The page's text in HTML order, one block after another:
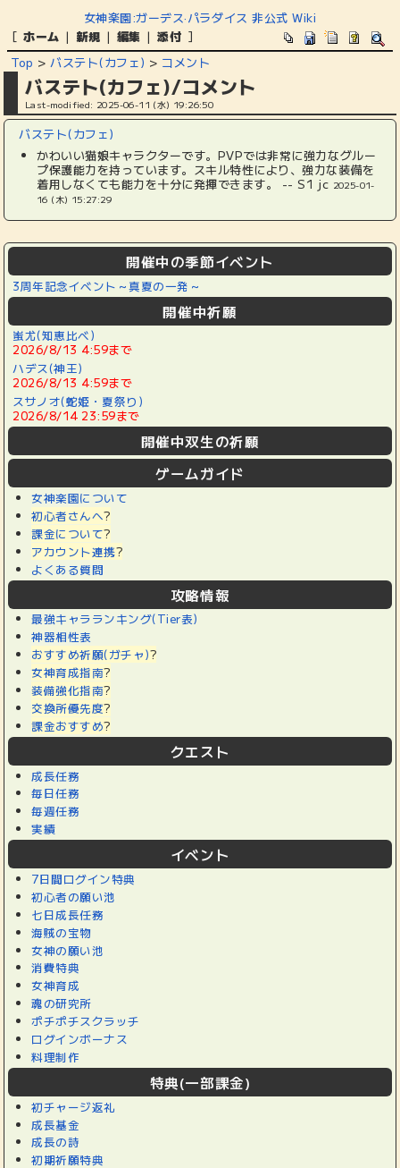
女神楽園:ガーデス·パラダイス 非公式 Wiki
[ ホーム | 新規 | 編集 | 添付 ]
Top >バステト(カフェ) > コメント
バステト(カフェ)/コメント
Last-modified: 2025-06-11 (水) 19:26:50
開催中の季節イベント
3周年記念イベント～真夏の一発～
開催中祈願
蚩尤(知恵比べ)
2026/8/13 4:59まで
ハデス(神王)
2026/8/13 4:59まで
スサノオ(蛇姫・夏祭り)
2026/8/14 23:59まで
開催中双生の祈願
ゲームガイド
女神楽園について
初心者さんへ?
課金について?
アカウント連携?
よくある質問
攻略情報
最強キャラランキング(Tier表)
神器相性表
おすすめ祈願(ガチャ)?
女神育成指南?
装備強化指南?
交換所優先度?
課金おすすめ?
クエスト
成長任務
毎日任務
毎週任務
実績
イベント
7日間ログイン特典
初心者の願い池
七日成長任務
海賊の宝物
女神の願い池
消費特典
女神育成
魂の研究所
ポチポチスクラッチ
ログインボーナス
料理制作
特典(一部課金)
初チャージ返礼
成長基金
成長の詩
初期祈願特典
バステト(カフェ)
かわいい猫娘キャラクターです。PVPでは非常に強力なグルー
プ保護能力を持っています。スキル特性により、強力な装備を
着用しなくても能力を十分に発揮できます。 -- S1 jc 2025-01-
16 (木) 15:27:29